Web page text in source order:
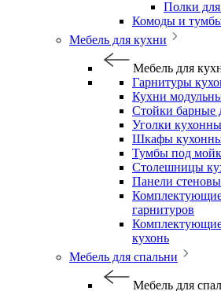
Полки
Комоды и
Мебель для кухни
Мебель для
Гарнитуры
Кухни
Стойки барные
Уголки
Шкафы
Тумбы под
Столешницы
Панели
гарнитуров
кухонь
Мебель для спальни
Мебель для